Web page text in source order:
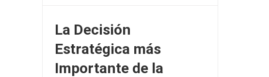
La Decisión
Estratégica más
Importante de la